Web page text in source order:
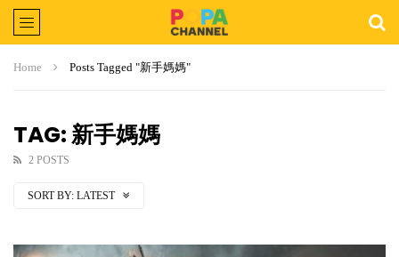
Home Posts Tagged "新手媽媽"
TAG: 新手媽媽
2 POSTS
SORT BY: LATEST